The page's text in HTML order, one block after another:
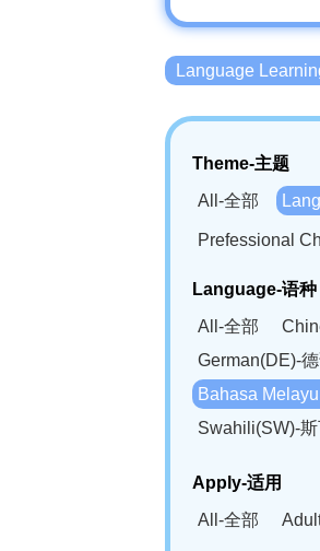
Language
Theme-主题
All-全部
Prefessional
Language-语种
All-全部
German(DE)-
Bahasa
Swahili(SW)-
Apply-适用
All-全部